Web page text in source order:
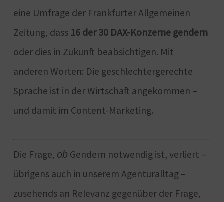
eine Umfrage der Frankfurter Allgemeinen
Zeitung, dass 16 der 30 DAX-Konzerne gendern
oder dies in Zukunft beabsichtigen. Mit
anderen Worten: Die geschlechtergerechte
Sprache ist in der Wirtschaft angekommen –
und damit im Content-Marketing.
Die Frage, ob Gendern notwendig ist, verliert –
übrigens auch in unserem Agenturalltag –
zusehends an Relevanz gegenüber der Frage,